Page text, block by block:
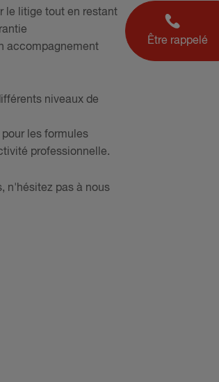
Être rappelé
le litige tout en restant
accompagnement
niveaux de
les formules
professionnelle.
n'hésitez pas à nous